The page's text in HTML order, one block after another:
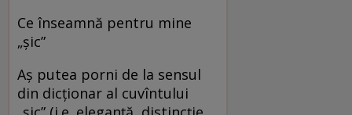
Ce înseamnă pentru mine
„șic”
Aș putea porni de la sensul
din dicționar al cuvîntului